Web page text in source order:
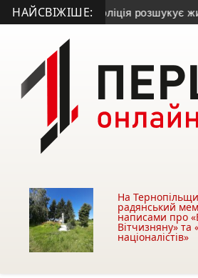
НАЙСВІЖІШЕ:
та зник: поліція розшукує
На
радянський
написами про
Вітчизняну» та
націоналістів»